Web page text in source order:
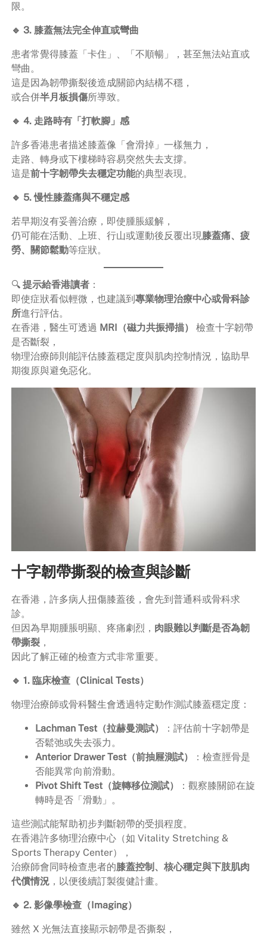
限。
🔹 3. 膝蓋無法完全伸直或彎曲
患者常覺得膝蓋「卡住」、「不順暢」，甚至無法站直或
彎曲。
這是因為韌帶撕裂後造成關節內結構不穩，
或合併半月板損傷所導致。
🔹 4. 走路時有「打軟腳」感
許多香港患者描述膝蓋像「會滑掉」一樣無力，
走路、轉身或下樓梯時容易突然失去支撐。
這是前十字韌帶失去穩定功能的典型表現。
🔹 5. 慢性膝蓋痛與不穩定感
若早期沒有妥善治療，即使腫脹緩解，
仍可能在活動、上班、行山或運動後反覆出現膝蓋痛、疲
勞、關節鬆動等症狀。
🔍 提示給香港讀者：
即使症狀看似輕微，也建議到專業物理治療中心或骨科診
所進行評估。
在香港，醫生可透過 MRI（磁力共振掃描）
檢查十字韌帶
是否斷裂，
物理治療師則能評估膝蓋穩定度與肌肉控制情況，協助早
期復原與避免惡化。
十字韌帶撕裂的檢查與診斷
在香港，許多病人扭傷膝蓋後，會先到普通科或骨科求
診。
但因為早期腫脹明顯、疼痛劇烈， 肉眼難以判斷是否為韌
帶撕裂，
因此了解正確的檢查方式非常重要。
🔹 1. 臨床檢查（Clinical Tests）
物理治療師或骨科醫生會透過特定動作測試膝蓋穩定度：
Lachman Test（拉赫曼測試）
：評估前十字韌帶是
否鬆弛或失去張力。
Anterior Drawer Test（前抽屜測試）
：檢查脛骨是
否能異常向前滑動。
Pivot Shift Test（旋轉移位測試）
：觀察膝關節在旋
轉時是否「滑動」。
這些測試能幫助初步判斷韌帶的受損程度。
在香港許多物理治療中心（如 Vitality Stretching &
Sports Therapy Center），
治療師會同時檢查患者的膝蓋控制、核心穩定與下肢肌肉
代償情況，以便後續訂製復健計畫。
🔹 2. 影像學檢查（Imaging）
雖然 X 光無法直接顯示韌帶是否撕裂，